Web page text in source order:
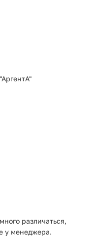
различаться,
у менеджера.